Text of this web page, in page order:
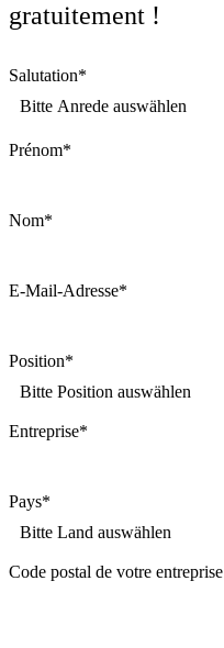
gratuitement !
Salutation*
Bitte Anrede auswählen
Prénom*
Nom*
E-Mail-Adresse*
Position*
Bitte Position auswählen
Entreprise*
Pays*
Bitte Land auswählen
Code postal de votre entreprise